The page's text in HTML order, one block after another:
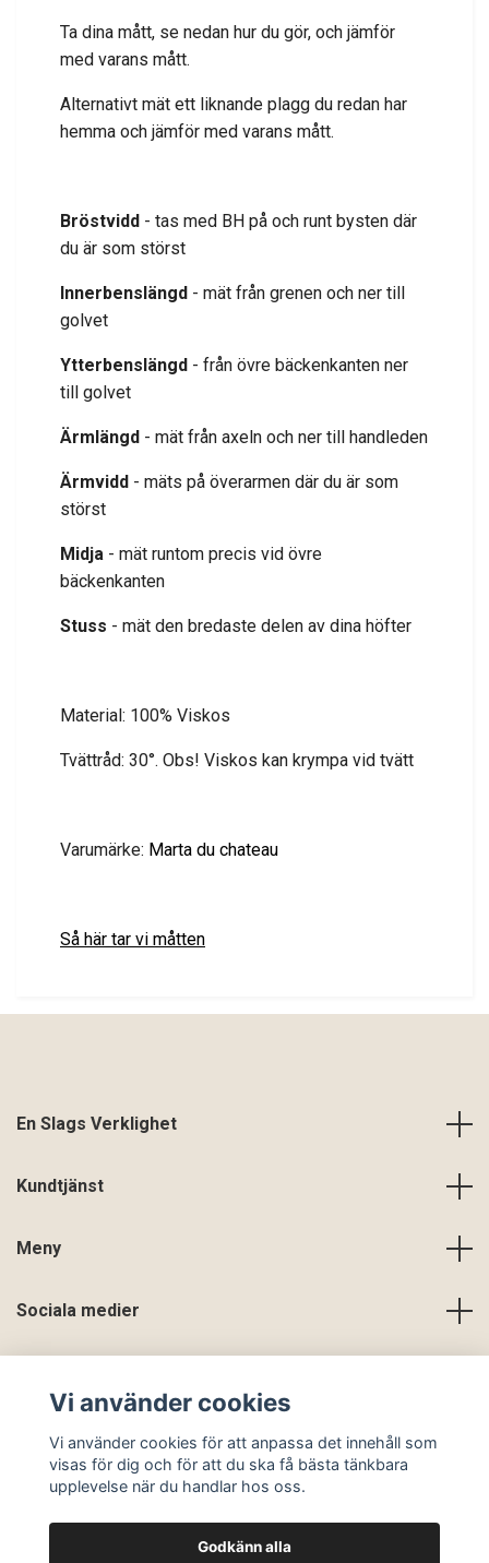
Ta dina mått, se nedan hur du gör, och jämför
med varans mått.
Alternativt mät ett liknande plagg du redan har
hemma och jämför med varans mått.
Bröstvidd - tas med BH på och runt bysten där
du är som störst
Innerbenslängd - mät från grenen och ner till
golvet
Ytterbenslängd - från övre bäckenkanten ner
till golvet
Ärmlängd - mät från axeln och ner till handleden
Ärmvidd - mäts på överarmen där du är som
störst
Midja - mät runtom precis vid övre
bäckenkanten
Stuss - mät den bredaste delen av dina höfter
Material: 100% Viskos
Tvättråd: 30°. Obs! Viskos kan krympa vid tvätt
Varumärke: Marta du chateau
Så här tar vi måtten
En Slags Verklighet
Kundtjänst
Meny
Sociala medier
Vi använder cookies
Vi använder cookies för att anpassa det innehåll som
visas för dig och för att du ska få bästa tänkbara
upplevelse när du handlar hos oss.
Godkänn alla